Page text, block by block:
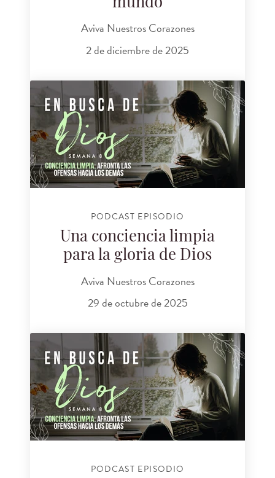
mundo
Aviva Nuestros Corazones
2 de diciembre de 2025
PODCAST EPISODIO
Una conciencia limpia
para la gloria de Dios
Aviva Nuestros Corazones
29 de octubre de 2025
PODCAST EPISODIO